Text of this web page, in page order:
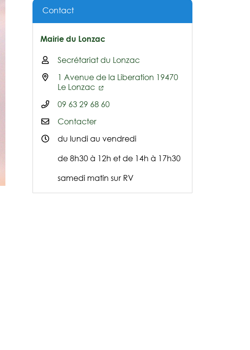
Contact
Mairie du Lonzac
Secrétariat du Lonzac
1 Avenue de la Liberation 19470
Le Lonzac
09 63 29 68 60
Contacter
du lundi au vendredi
de 8h30 à 12h et de 14h à 17h30
samedi matin sur RV